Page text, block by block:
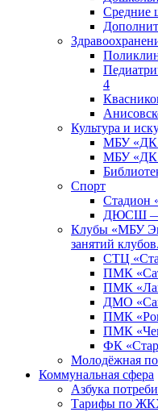
Средние
4
Культура и
МБУ «ДК
МБУ «ДК
Спорт
Стадион
ДЮСШ
Клубы «МБУ
занятий клубов.
СТЦ
ПМК
ПМК
ДМО
ПМК
ПМК
ФК
Молодёжная
Коммунальная сфера
Азбука
Тарифы по